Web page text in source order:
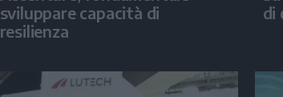
sviluppare capacità di
resilienza
di